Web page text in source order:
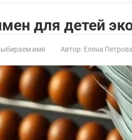
для детей
имя Автор: Елена Петрова